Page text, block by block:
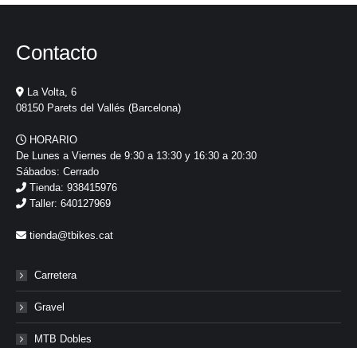
Contacto
La Volta, 6
08150 Parets del Vallés (Barcelona)
HORARIO
De Lunes a Viernes de 9:30 a 13:30 y 16:30 a 20:30
Sábados: Cerrado
Tienda: 938415976
Taller: 640127969
tienda@tbikes.cat
Carretera
Gravel
MTB Dobles